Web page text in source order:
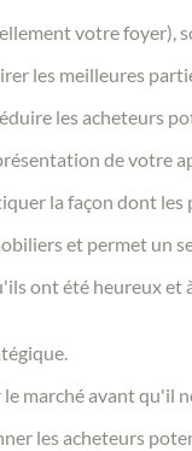
votre foyer),
les meilleures
les acheteurs
de votre
la façon dont
et permet un
ont été heureux et
marché avant qu'il
les acheteurs